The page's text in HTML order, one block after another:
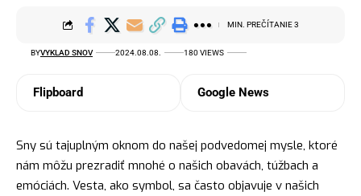
BYVYKLAD SNOV 2024.08.08. 180 VIEWS
MIN. PREČÍTANIE 3
Flipboard Google News
Sny sú tajuplným oknom do našej podvedomej mysle, ktoré
nám môžu prezradiť mnohé o našich obavách, túžbach a
emóciách. Vesta, ako symbol, sa často objavuje v našich